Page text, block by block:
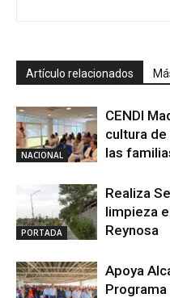
Artículo relacionados
NACIONAL
CENDI
cultura
las
PORTADA
Realiza
limpieza
Reynosa
Apoya